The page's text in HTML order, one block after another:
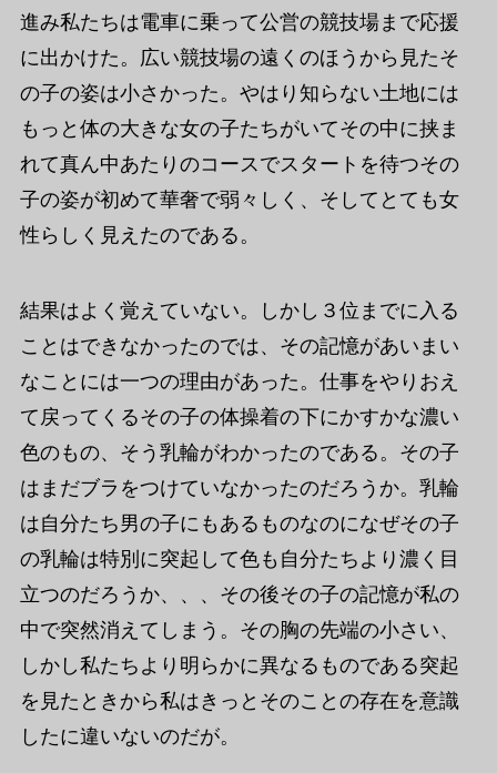
進み私たちは電車に乗って公営の競技場まで応援
に出かけた。広い競技場の遠くのほうから見たそ
の子の姿は小さかった。やはり知らない土地には
もっと体の大きな女の子たちがいてその中に挟ま
れて真ん中あたりのコースでスタートを待つその
子の姿が初めて華奢で弱々しく、そしてとても女
性らしく見えたのである。
結果はよく覚えていない。しかし３位までに入る
ことはできなかったのでは、その記憶があいまい
なことには一つの理由があった。仕事をやりおえ
て戻ってくるその子の体操着の下にかすかな濃い
色のもの、そう乳輪がわかったのである。その子
はまだブラをつけていなかったのだろうか。乳輪
は自分たち男の子にもあるものなのになぜその子
の乳輪は特別に突起して色も自分たちより濃く目
立つのだろうか、、、その後その子の記憶が私の
中で突然消えてしまう。その胸の先端の小さい、
しかし私たちより明らかに異なるものである突起
を見たときから私はきっとそのことの存在を意識
したに違いないのだが。